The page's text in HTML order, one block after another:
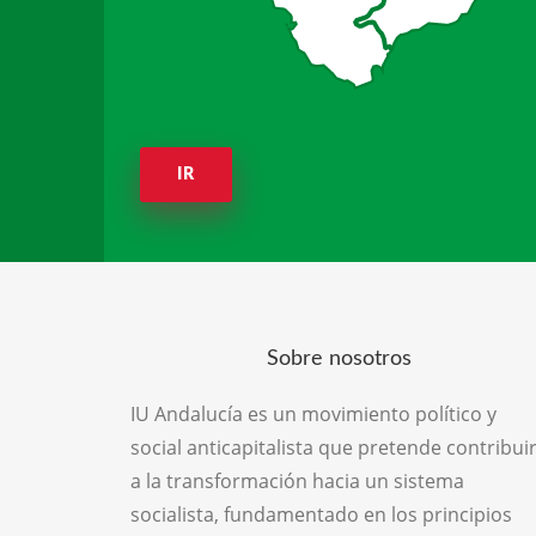
IR
Sobre nosotros
IU Andalucía es un movimiento político y
social anticapitalista que pretende contribuir
a la transformación hacia un sistema
socialista, fundamentado en los principios